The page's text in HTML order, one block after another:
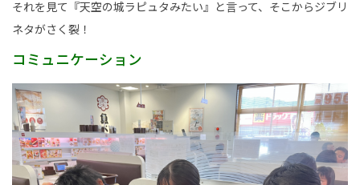
それを見て『天空の城ラピュタみたい』と言って、そこからジブリ
ネタがさく裂！
コミュニケーション